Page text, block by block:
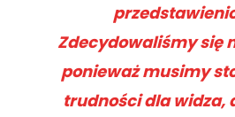
Zdecydowaliśmy się
ponieważ musimy
trudności dla widza,